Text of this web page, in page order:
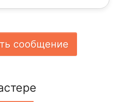
сообщение